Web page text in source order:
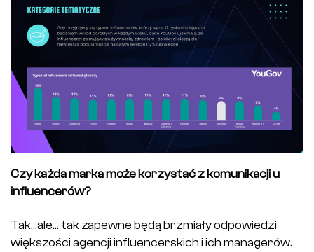
Czy każda marka może korzystać z komunikacji u
influencerów?
Tak…ale… tak zapewne będą brzmiały odpowiedzi
większości agencji influencerskich i ich managerów.